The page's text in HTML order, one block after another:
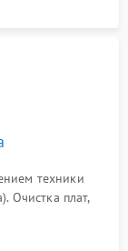
техники
Очистка плат,
и замыканий.